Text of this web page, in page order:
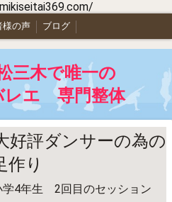
様の声 ブログ
三木で唯一の
レエ 専門整体
好評ダンサーの為の
作り
学4年生 2回目のセッション